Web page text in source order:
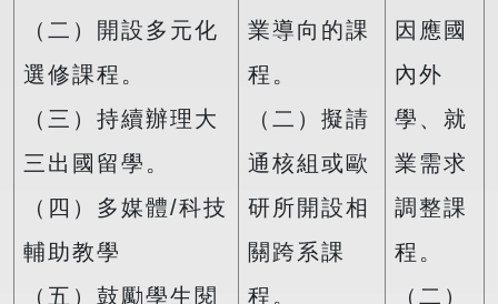
（二）開設多元化
選修課程。
（三）持續辦理大
三出國留學。
（四）多媒體/科技
輔助教學
（五）鼓勵學生閱
業導向的課
程。
（二）擬請
通核組或歐
研所開設相
關跨系課
程。
因應國
內外
學、就
業需求
調整課
程。
（二）